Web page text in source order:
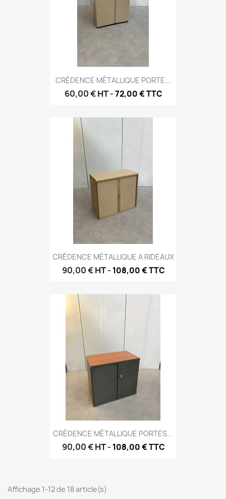
CRÉDENCE MÉTALLIQUE PORTE...
60,00 €HT-72,00 € TTC
CRÉDENCE MÉTALLIQUE A RIDEAUX
90,00 €HT- 108,00 € TTC
CRÉDENCE MÉTALLIQUE PORTES...
90,00 €HT- 108,00 € TTC
Affichage 1-12 de 18 article(s)